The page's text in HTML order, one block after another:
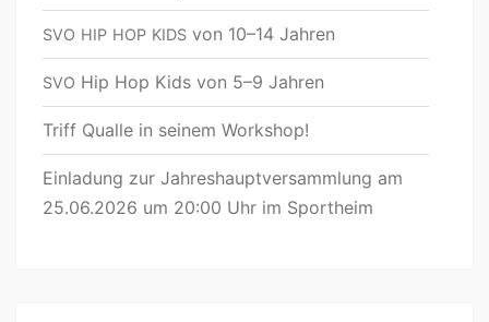
SVO HIP HOP KIDS von 10–14 Jahren
SVO Hip Hop Kids von 5–9 Jahren
Triff Qualle in seinem Workshop!
Einladung zur Jahreshauptversammlung am
25.06.2026 um 20:00 Uhr im Sportheim